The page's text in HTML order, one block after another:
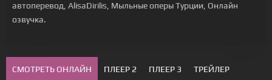
автоперевод, AlisaDirilis, Мыльные оперы Турции, Онлайн
озвучка.
СМОТРЕТЬ ОНЛАЙН ПЛЕЕР 2 ПЛЕЕР 3
ТРЕЙЛЕР